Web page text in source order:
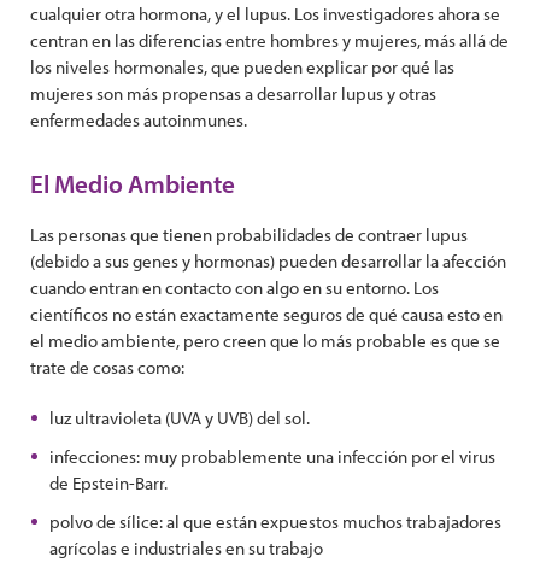
cualquier otra hormona, y el lupus. Los investigadores ahora se
centran en las diferencias entre hombres y mujeres, más allá de
los niveles hormonales, que pueden explicar por qué las
mujeres son más propensas a desarrollar lupus y otras
enfermedades autoinmunes.
El Medio Ambiente
Las personas que tienen probabilidades de contraer lupus
(debido a sus genes y hormonas) pueden desarrollar la afección
cuando entran en contacto con algo en su entorno. Los
científicos no están exactamente seguros de qué causa esto en
el medio ambiente, pero creen que lo más probable es que se
trate de cosas como:
luz ultravioleta (UVA y UVB) del sol.
infecciones: muy probablemente una infección por el virus
de Epstein-Barr.
polvo de sílice: al que están expuestos muchos trabajadores
agrícolas e industriales en su trabajo